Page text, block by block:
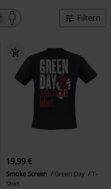
Filtern
19,99 €
Smoke Screen Green Day
T-
Shirt